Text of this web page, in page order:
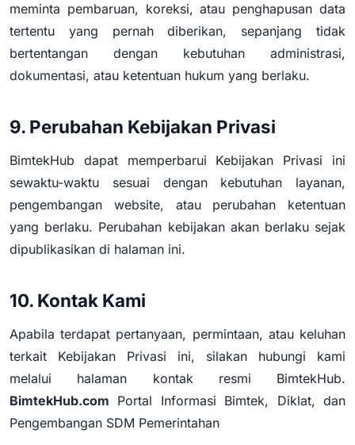
meminta pembaruan, koreksi, atau penghapusan data
tertentu yang pernah diberikan, sepanjang tidak
bertentangan dengan kebutuhan administrasi,
dokumentasi, atau ketentuan hukum yang berlaku.
9. Perubahan Kebijakan Privasi
BimtekHub dapat memperbarui Kebijakan Privasi ini
sewaktu-waktu sesuai dengan kebutuhan layanan,
pengembangan website, atau perubahan ketentuan
yang berlaku. Perubahan kebijakan akan berlaku sejak
dipublikasikan di halaman ini.
10. Kontak Kami
Apabila terdapat pertanyaan, permintaan, atau keluhan
terkait Kebijakan Privasi ini, silakan hubungi kami
melalui halaman kontak resmi BimtekHub.
BimtekHub.com Portal Informasi Bimtek, Diklat, dan
Pengembangan SDM Pemerintahan